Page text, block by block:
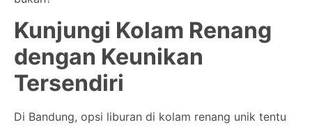
Kunjungi Kolam Renang
dengan Keunikan
Tersendiri
Di Bandung, opsi liburan di kolam renang unik tentu